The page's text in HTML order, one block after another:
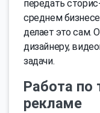
передать
среднем
делает это сам.
дизайнеру,
задачи.
Работа по
рекламе